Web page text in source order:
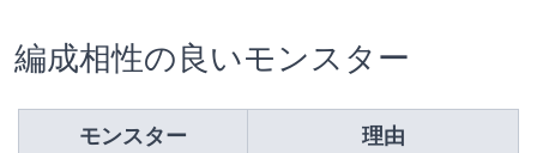
編成相性の良いモンスター
モンスター 理由